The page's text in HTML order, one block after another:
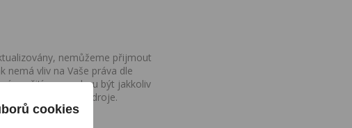
nemůžeme přijmout
nemá vliv na Vaše práva dle
použití a nemohou být jakkoliv
řádného uvedení zdroje.
cookies